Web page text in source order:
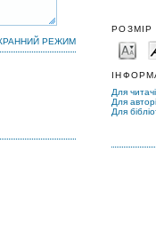
РОЗМІР
Для
Для
Для
РЕЖИМ